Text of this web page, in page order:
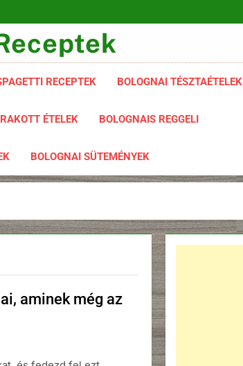
RECEPTEK BOLOGNAI TÉSZTAÉTELEK
ÉTELEK BOLOGNAIS REGGELI
BOLOGNAI SÜTEMÉNYEK
aminek még az